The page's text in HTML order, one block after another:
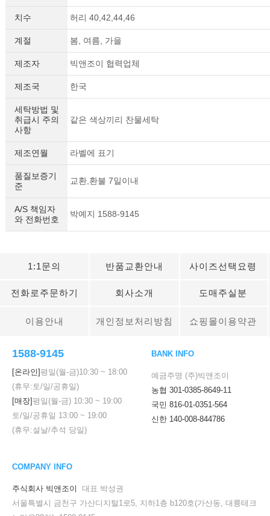
치수 허리 40,42,44,46
계절 봄, 여름, 가을
제조자 빅앤조이 협력업체
제조국 한국
세탁방법 및
취급시 주의
사항
같은 색상끼리 찬물세탁
제조연월 라벨에 표기
품질보증기
준
교환,환불 7일이내
A/S 책임자
와 전화번호
박예지 1588-9145
1:1문의 반품교환안내 사이즈선택요령
전화로주문하기 회사소개 도매주실분
이용안내 개인정보처리방침 쇼핑몰이용약관
1588-9145
[온라인]평일(월-금)10:30 ~ 18:00
(휴무:토/일/공휴일)
[매장]평일(월-금) 10:30 ~ 19:00
토/일/공휴일 13:00 ~ 19:00
(휴무:설날/추석 당일)
BANK INFO
예금주명 (주)빅앤조이
농협 301-0385-8649-11
국민 816-01-0351-564
신한 140-008-844786
COMPANY INFO
주식회사 빅앤조이
대표 박성권
서울특별시 금천구 가산디지털1로5, 지하1층 b120호(가산동, 대륭테크